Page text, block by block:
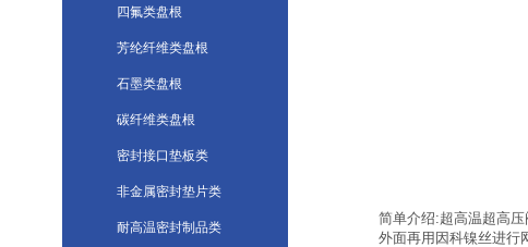
四氟类盘根
芳纶纤维类盘根
石墨类盘根
碳纤维类盘根
密封接口垫板类
非金属密封垫片类
耐高温密封制品类
简单介绍:超高温超高
外面再用因科镍丝进行